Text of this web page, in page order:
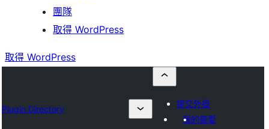
團隊
取得 WordPress
取得 WordPress
Plugin Directory
提交外掛
我的最愛